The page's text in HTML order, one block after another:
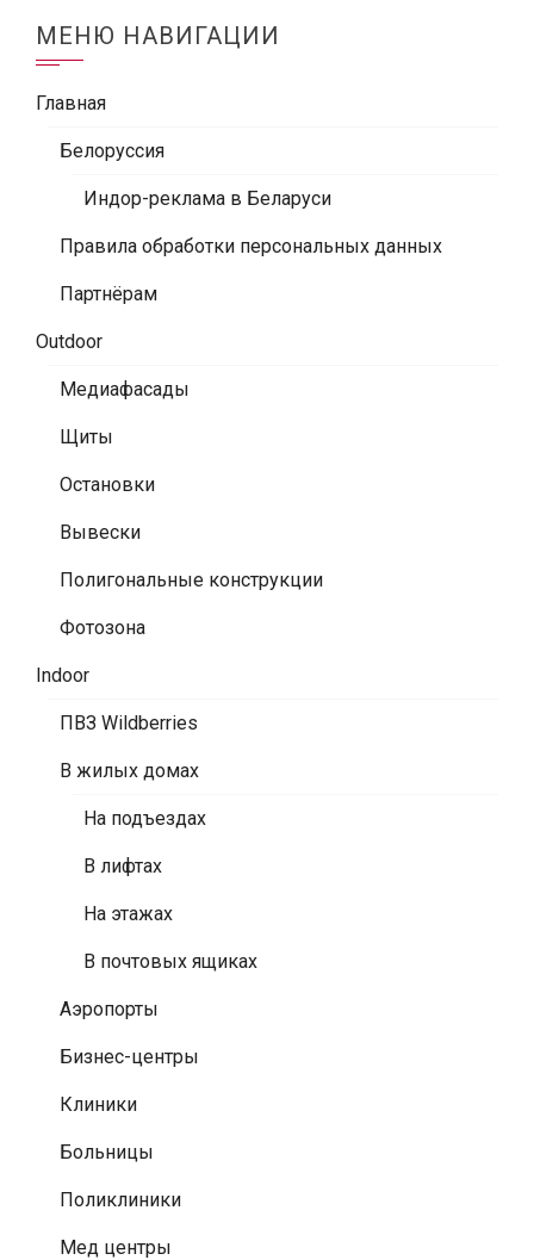
МЕНЮ НАВИГАЦИИ
Главная
Белоруссия
Индор-реклама в Беларуси
Правила обработки персональных данных
Партнёрам
Outdoor
Медиафасады
Щиты
Остановки
Вывески
Полигональные конструкции
Фотозона
Indoor
ПВЗ Wildberries
В жилых домах
На подъездах
В лифтах
На этажах
В почтовых ящиках
Аэропорты
Бизнес-центры
Клиники
Больницы
Поликлиники
Мед центры